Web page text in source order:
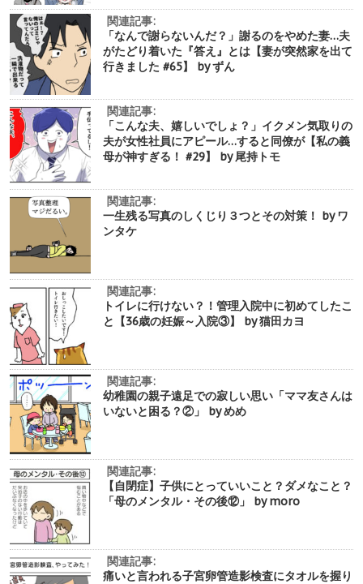
関連記事:
「なんで謝らないんだ？」謝るのをやめた妻…夫
がたどり着いた『答え』とは【妻が突然家を出て
行きました #65】 by ずん
関連記事:
「こんな夫、嬉しいでしょ？」イクメン気取りの
夫が女性社員にアピール…すると同僚が【私の義
母が神すぎる！ #29】 by 尾持トモ
関連記事:
一生残る写真のしくじり３つとその対策！ by ワ
ンタケ
関連記事:
トイレに行けない？！管理入院中に初めてしたこ
と【36歳の妊娠～入院③】 by 猫田カヨ
関連記事:
幼稚園の親子遠足での寂しい思い「ママ友さんは
いないと困る？②」 by めめ
関連記事:
【自閉症】子供にとっていいこと？ダメなこと？
「母のメンタル・その後⑫」 by moro
関連記事:
痛いと言われる子宮卵管造影検査にタオルを握り